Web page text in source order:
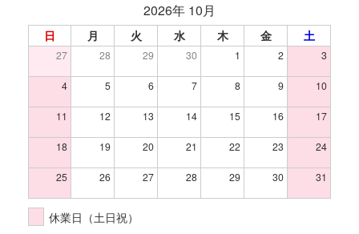
2026年 10月
日 月 火 水 木 金 土
27 28 29 30 1 2 3
4 5 6 7 8 9 10
11 12 13 14 15 16 17
18 19 20 21 22 23 24
25 26 27 28 29 30 31
休業日（土日祝）